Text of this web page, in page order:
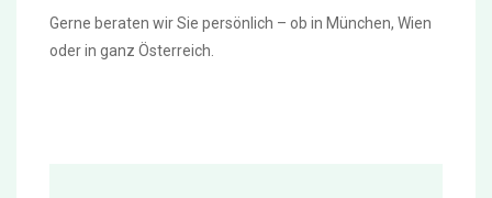
Gerne beraten wir Sie persönlich – ob in München, Wien
oder in ganz Österreich.